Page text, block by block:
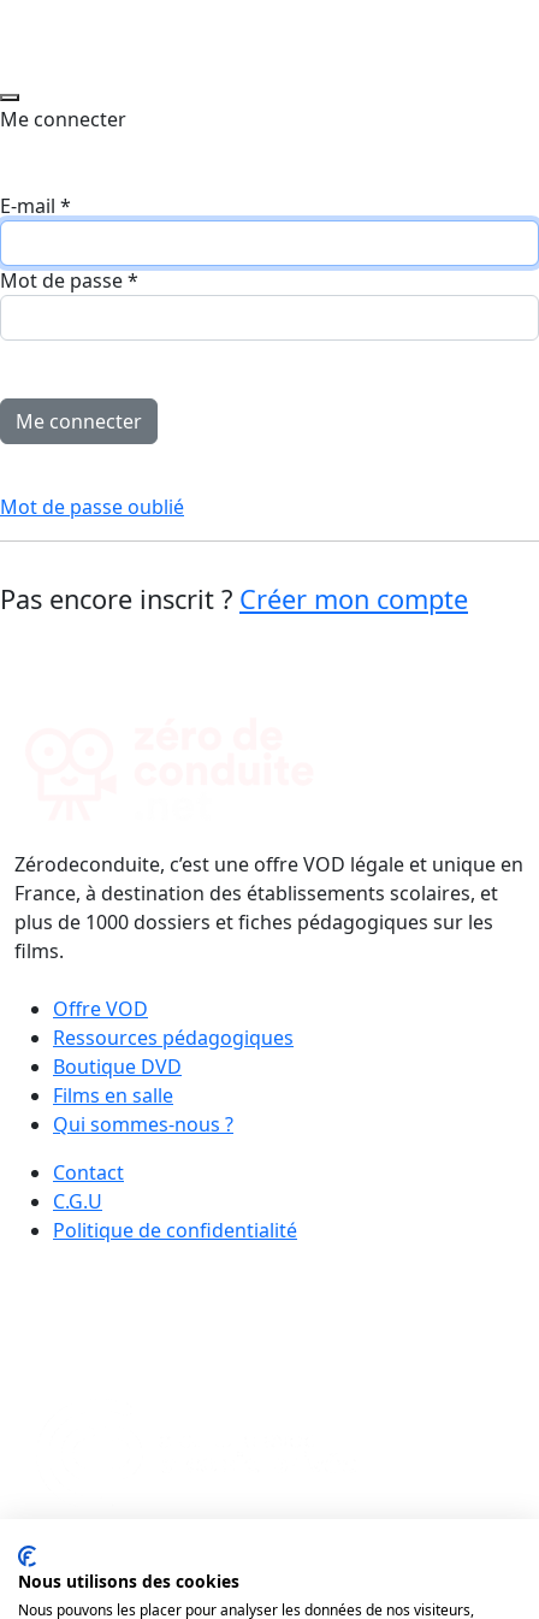
Me connecter
E-mail *
Mot de passe*
Mot de passe oublié
Pas encore inscrit ? Créer mon compte
Zérodeconduite, c’est une offre VOD légale et unique en
France, à destination des établissements scolaires, et
plus de 1000 dossiers et fiches pédagogiques sur les
films.
Offre VOD
Ressources pédagogiques
Boutique DVD
Films en salle
Qui sommes-nous ?
Contact
C.G.U
Politique de confidentialité
Nous utilisons des cookies
Nous pouvons les placer pour analyser les données de nos visiteurs,